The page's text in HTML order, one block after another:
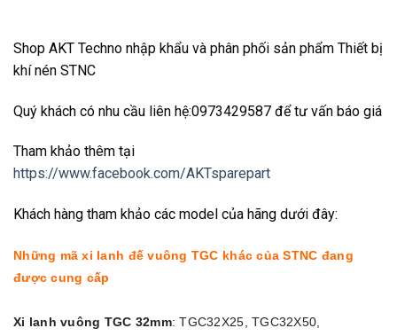
Shop AKT Techno nhập khẩu và phân phối sản phẩm Thiết bị
khí nén STNC
Quý khách có nhu cầu liên hệ:0973429587 để tư vấn báo giá
Tham khảo thêm tại
https://www.facebook.com/AKTsparepart
Khách hàng tham khảo các model của hãng dưới đây:
Những mã xi lanh đế vuông TGC khác của STNC đang
được cung cấp
Xi lanh vuông TGC 32mm: TGC32X25, TGC32X50,